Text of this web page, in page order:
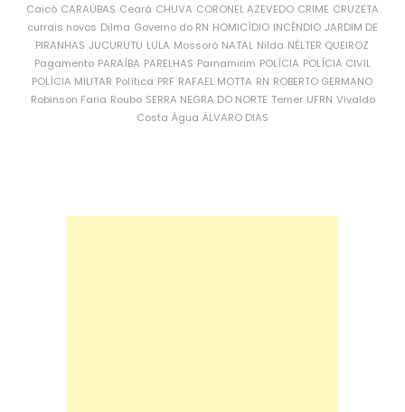
Caicó CARAÚBAS Ceará CHUVA CORONEL AZEVEDO CRIME CRUZETA
currais novos Dilma Governo do RN HOMICÍDIO INCÊNDIO JARDIM DE
PIRANHAS JUCURUTU LULA Mossoró NATAL Nilda NÉLTER QUEIROZ
Pagamento PARAÍBA PARELHAS Parnamirim POLÍCIA POLÍCIA CIVIL
POLÍCIA MILITAR Política PRF RAFAEL MOTTA RN ROBERTO GERMANO
Robinson Faria Roubo SERRA NEGRA DO NORTE Temer UFRN Vivaldo
Costa Água ÁLVARO DIAS